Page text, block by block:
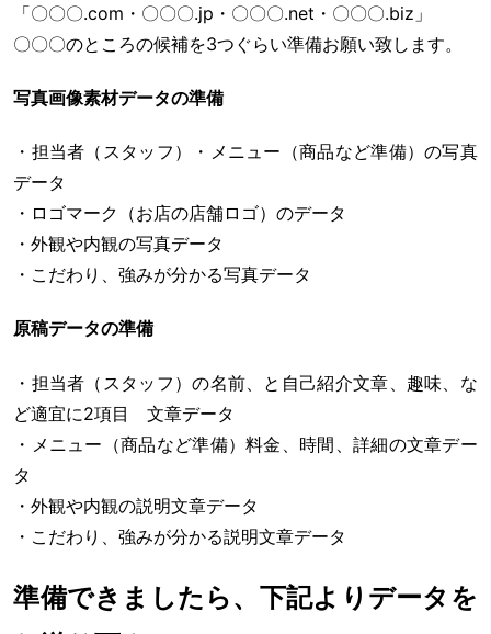
「〇〇〇.com・〇〇〇.jp・〇〇〇.net・〇〇〇.biz」
〇〇〇のところの候補を3つぐらい準備お願い致します。
写真画像素材データの準備
・担当者（スタッフ）・メニュー（商品など準備）の写真
データ
・ロゴマーク（お店の店舗ロゴ）のデータ
・外観や内観の写真データ
・こだわり、強みが分かる写真データ
原稿データの準備
・担当者（スタッフ）の名前、と自己紹介文章、趣味、な
ど適宜に2項目 文章データ
・メニュー（商品など準備）料金、時間、詳細の文章デー
タ
・外観や内観の説明文章データ
・こだわり、強みが分かる説明文章データ
準備できましたら、下記よりデータを